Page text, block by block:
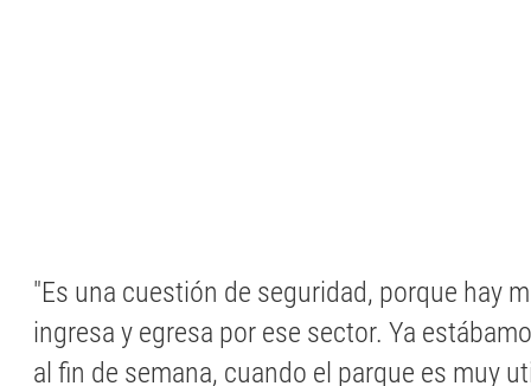
"Es una cuestión de seguridad, porque hay
ingresa y egresa por ese sector. Ya
al fin de semana, cuando el parque es muy